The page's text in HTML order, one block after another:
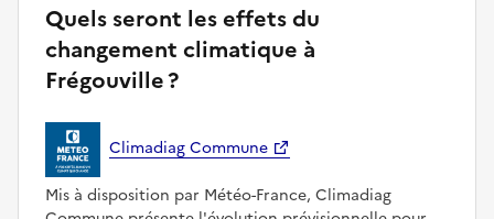
Quels seront les effets du
changement climatique à
Frégouville ?
Climadiag Commune
Mis à disposition par Météo-France, Climadiag